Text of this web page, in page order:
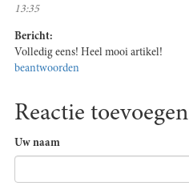
13:35
Bericht:
Volledig eens! Heel mooi artikel!
beantwoorden
Reactie toevoegen
Uw naam